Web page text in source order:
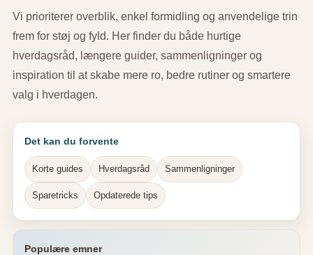
Vi prioriterer overblik, enkel formidling og anvendelige trin
frem for støj og fyld. Her finder du både hurtige
hverdagsråd, længere guider, sammenligninger og
inspiration til at skabe mere ro, bedre rutiner og smartere
valg i hverdagen.
Det kan du forvente
Korte guides Hverdagsråd Sammenligninger
Sparetricks Opdaterede tips
Populære emner